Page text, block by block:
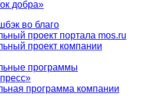
добра»
во благо
проект портала mos.ru
проект компании
программы
программа компании